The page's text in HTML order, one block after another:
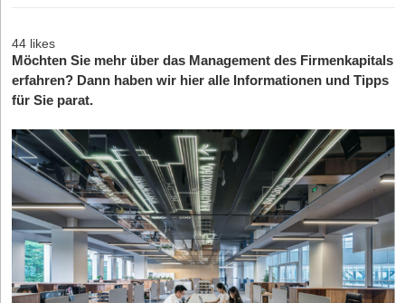
44 likes
Möchten Sie mehr über das Management des Firmenkapitals
erfahren? Dann haben wir hier alle Informationen und Tipps
für Sie parat.